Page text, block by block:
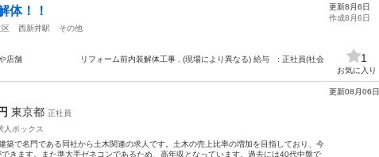
体！！
区 西新井駅
その他
や店舗 リフォーム前内装解体工事 . (現場により異なる) 給与 : 正社員(社会
更新8月6日
作成8月6日
1
お気に入り
東京都 正社員
人ボックス
築で名門である同社から土木関連の求人です。土木の売上比率の増加を目指しており、今
きます。また準大手ゼネコンであるため、高年収となっています。過去には40代中盤で
更新08月06日